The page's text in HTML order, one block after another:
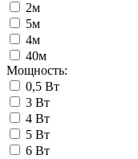
2м
5м
4м
40м
Мощность:
0,5 Вт
3 Вт
4 Вт
5 Вт
6 Вт